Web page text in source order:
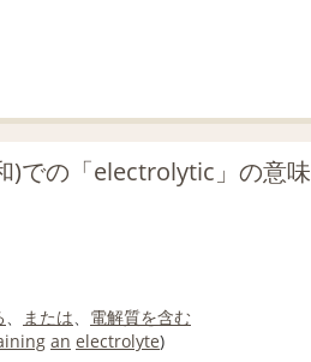
)での「electrolytic」の意味
、 または、 電解質を含む
an electrolyte)